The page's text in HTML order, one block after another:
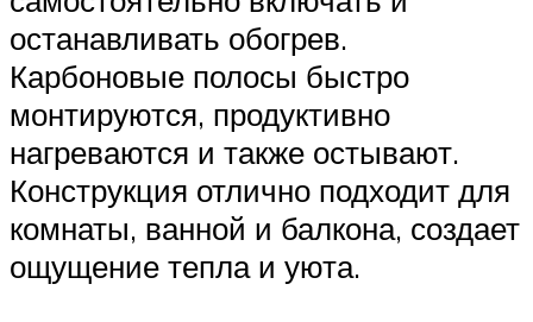
останавливать обогрев.
Карбоновые полосы быстро
монтируются, продуктивно
нагреваются и также остывают.
Конструкция отлично подходит для
комнаты, ванной и балкона, создает
ощущение тепла и уюта.